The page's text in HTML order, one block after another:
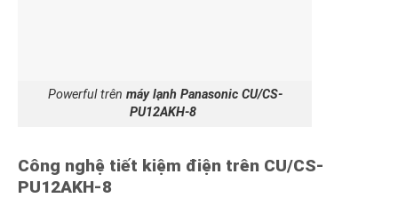
Powerful trên máy lạnh Panasonic CU/CS-
PU12AKH-8
Công nghệ tiết kiệm điện trên CU/CS-
PU12AKH-8